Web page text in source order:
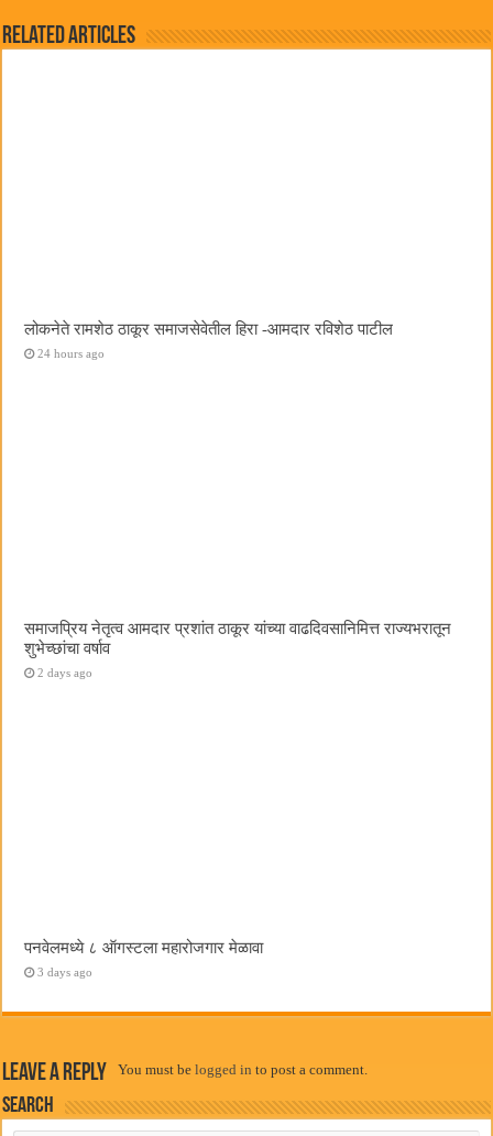
Related Articles
लोकनेते रामशेठ ठाकूर समाजसेवेतील हिरा -आमदार रविशेठ पाटील
24 hours ago
समाजप्रिय नेतृत्व आमदार प्रशांत ठाकूर यांच्या वाढदिवसानिमित्त राज्यभरातून
शुभेच्छांचा वर्षाव
2 days ago
पनवेलमध्ये ८ ऑगस्टला महारोजगार मेळावा
3 days ago
Leave a Reply You must belogged in to post a comment.
Search